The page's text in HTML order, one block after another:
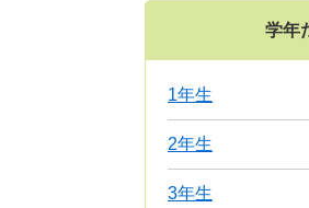
学年
1年生
2年生
3年生